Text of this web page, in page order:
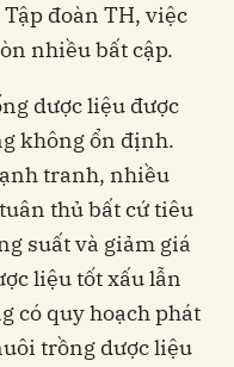
đoàn TH, việc
nhiều bất cập.
dược liệu được
không ổn định.
tranh, nhiều
thủ bất cứ tiêu
suất và giảm giá
liệu tốt xấu lẫn
có quy hoạch phát
trồng dược liệu